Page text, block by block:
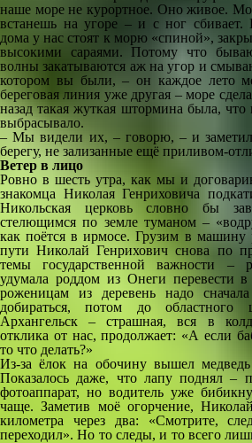
наше море не курортное. Оно живое.
встанешь на угоре – и с ног сбивает.
дома у нас стоят к морю «спиной»,
высокими сараями. Потому что
волны закатываются аж на угор и
котором вы были, – он каждое лето
береговая линия уже другая – море
назад такая жуткая штормина была,
выбрасывало.
– Мы видели их, – говорю, – и
берегу, не зализанные ещё приливом-
Ветер в лицо
Ровно в шесть утра, как мы и
знакомца Николая Генриховича
Никольская церковь словно бы
стелющимся по земле туманом –
как поётся в ирмосе. Грузим в
пути Николай Генрихович снова по
темы государственной важности –
удумала роддом из Онеги перевести
роженицам из деревень надо
добираться, потом до
Архангельск – страшная, вся в
отклика от нас, продолжает: «А если
то что делать?»
Из-за ёлок на обочину вышел
Показалось даже, что лапу поднял –
фотоаппарат, но водитель уже
чаще. Заметив моё огорчение,
километра через два: «Смотрите,
переходил». Но то следы, и то всего